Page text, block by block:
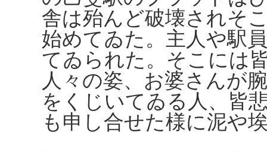
舎は殆んど破壊されそ
始めてゐた。主人や駅
てゐられた。そこには
人々の姿、お婆さんが
をくじいてゐる人、皆
も申し合せた様に泥や